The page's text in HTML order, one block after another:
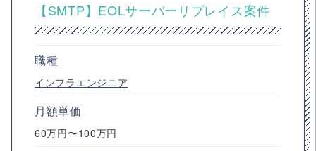
【SMTP】EOLサーバーリプレイス案件
職種
インフラエンジニア
月額単価
60万円〜100万円